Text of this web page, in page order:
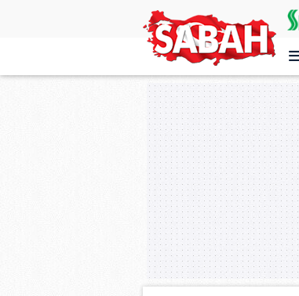
Türkiye'nin en iyi haber sitesi